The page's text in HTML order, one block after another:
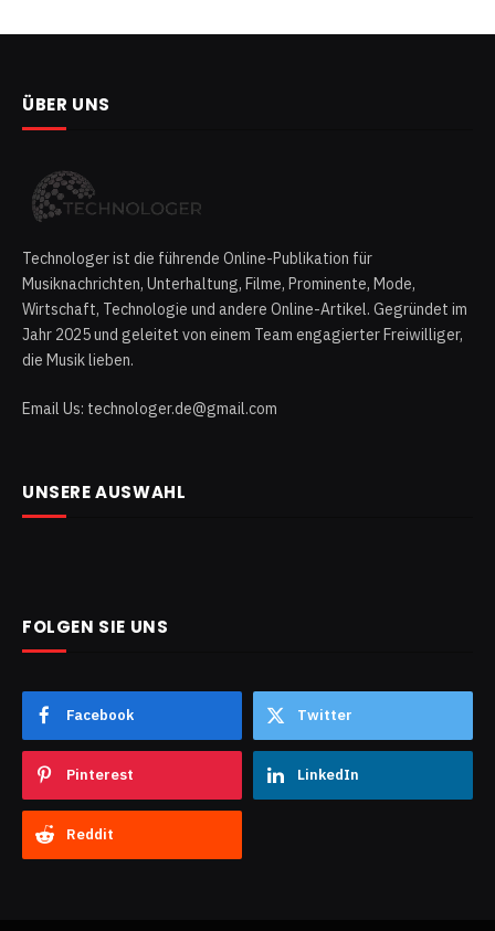
ÜBER UNS
Technologer ist die führende Online-Publikation für
Musiknachrichten, Unterhaltung, Filme, Prominente, Mode,
Wirtschaft, Technologie und andere Online-Artikel. Gegründet im
Jahr 2025 und geleitet von einem Team engagierter Freiwilliger,
die Musik lieben.
Email Us: technologer.de@gmail.com
UNSERE AUSWAHL
FOLGEN SIE UNS
Facebook Twitter
Pinterest LinkedIn
Reddit